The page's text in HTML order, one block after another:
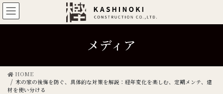
メディア
HOME
木の家の後悔を防ぐ、具体的な対策を解説：経年変化を楽しむ、定期メンテ、建
材を使い分ける